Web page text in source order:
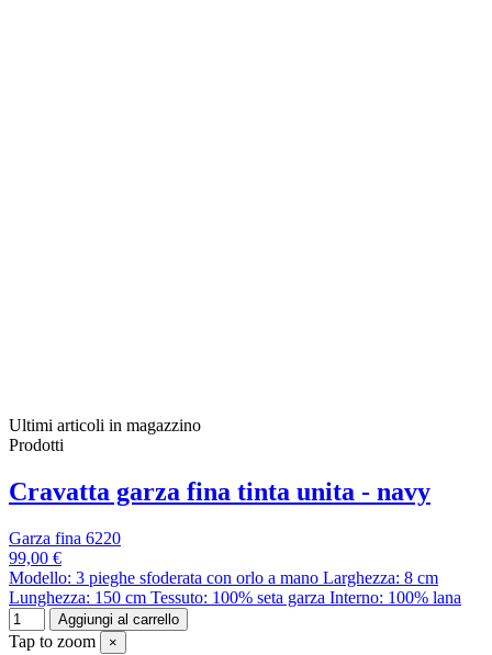
Ultimi articoli in magazzino
Prodotti
Cravatta garza fina tinta unita - navy
Garza fina 6220
99,00 €
Modello: 3 pieghe sfoderata con orlo a mano Larghezza: 8 cm
Lunghezza: 150 cm Tessuto: 100% seta garza Interno: 100% lana
Aggiungi al carrello
Tap to zoom ×